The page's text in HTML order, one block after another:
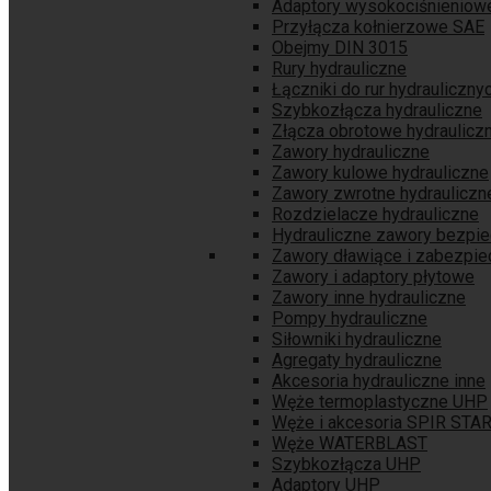
Adaptory
Przyłącza kołnierzowe SAE
Obejmy DIN 3015
Rury hydrauliczne
Łączniki do rur
Szybkozłącza hydrauliczne
Złącza obrotowe
Zawory hydrauliczne
Zawory kulowe hydrauliczne
Zawory zwrotne
Rozdzielacze hydrauliczne
Hydrauliczne zawory
Zawory dławiące i
Zawory i adaptory płytowe
Zawory inne hydrauliczne
Pompy hydrauliczne
Siłowniki hydrauliczne
Agregaty hydrauliczne
Akcesoria hydrauliczne inne
Węże termoplastyczne UHP
Węże i akcesoria SPIR STAR
Węże WATERBLAST
Szybkozłącza UHP
Adaptory UHP